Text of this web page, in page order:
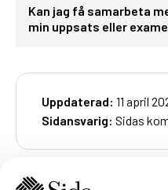
Kan jag få samarbeta
min uppsats eller
Uppdaterad: 11 april
Sidansvarig: Sidas